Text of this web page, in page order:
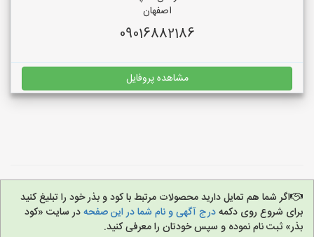
اصفهان
09016882186
مشاهده پروفایل
اگر شما هم تمایل دارید محصولات مرتبط با کود و بذر خود را تبلیغ کنید
برای شروع روی دکمهدرج آگهی و نام شما در این صفحهدر سایت «کود
بذر» ثبت نام نموده و سپس خودتان را معرفی کنید.